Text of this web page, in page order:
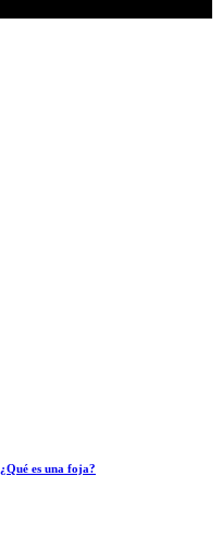
es una foja?